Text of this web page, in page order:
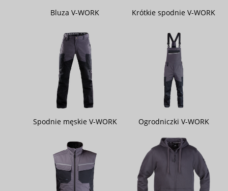
Bluza V-WORK Krótkie spodnie V-WORK
Spodnie męskie V-WORK Ogrodniczki V-WORK